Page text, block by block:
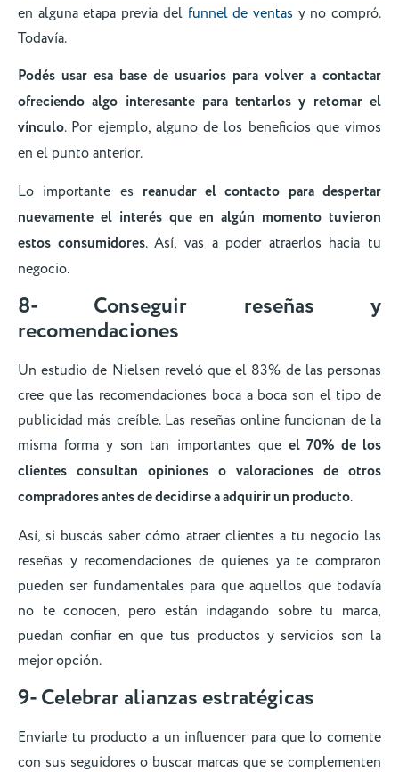
en alguna etapa previa del funnel de ventasy no compró.
Todavía.
Podés usar esa base de usuarios para volver a contactar
ofreciendo algo interesante para tentarlos y retomar el
vínculo. Por ejemplo, alguno de los beneficios que vimos
en el punto anterior.
Lo importante es reanudar el contacto para despertar
nuevamente el interés que en algún momento tuvieron
estos consumidores. Así, vas a poder atraerlos hacia tu
negocio.
8- Conseguir reseñas y
recomendaciones
Un estudio de Nielsen reveló que el 83% de las personas
cree que las recomendaciones boca a boca son el tipo de
publicidad más creíble. Las reseñas online funcionan de la
misma forma y son tan importantes que el 70% de los
clientes consultan opiniones o valoraciones de otros
compradores antes de decidirse a adquirir un producto.
Así, si buscás saber cómo atraer clientes a tu negocio las
reseñas y recomendaciones de quienes ya te compraron
pueden ser fundamentales para que aquellos que todavía
no te conocen, pero están indagando sobre tu marca,
puedan confiar en que tus productos y servicios son la
mejor opción.
9- Celebrar alianzas estratégicas
Enviarle tu producto a un influencer para que lo comente
con sus seguidores o buscar marcas que se complementen